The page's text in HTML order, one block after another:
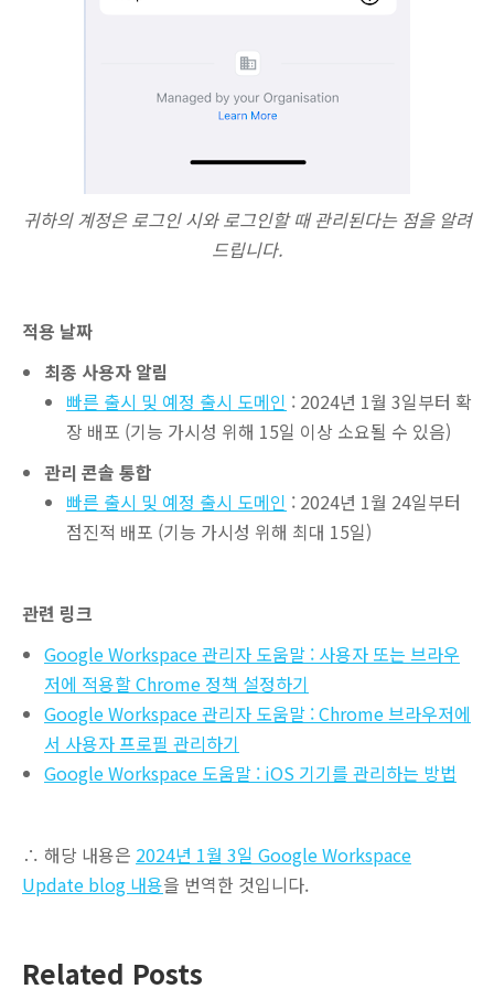
귀하의 계정은 로그인 시와 로그인할 때 관리된다는 점을 알려
드립니다.
적용 날짜
최종 사용자 알림
빠른 출시 및 예정 출시 도메인 : 2024년 1월 3일부터 확
장 배포 (기능 가시성 위해 15일 이상 소요될 수 있음)
관리 콘솔 통합
빠른 출시 및 예정 출시 도메인 : 2024년 1월 24일부터
점진적 배포 (기능 가시성 위해 최대 15일)
관련 링크
Google Workspace 관리자 도움말 : 사용자 또는 브라우
저에 적용할 Chrome 정책 설정하기
Google Workspace 관리자 도움말 : Chrome 브라우저에
서 사용자 프로필 관리하기
Google Workspace 도움말 : iOS 기기를 관리하는 방법
∴ 해당 내용은 2024년 1월 3일 Google Workspace
Update blog 내용을 번역한 것입니다.
Related Posts